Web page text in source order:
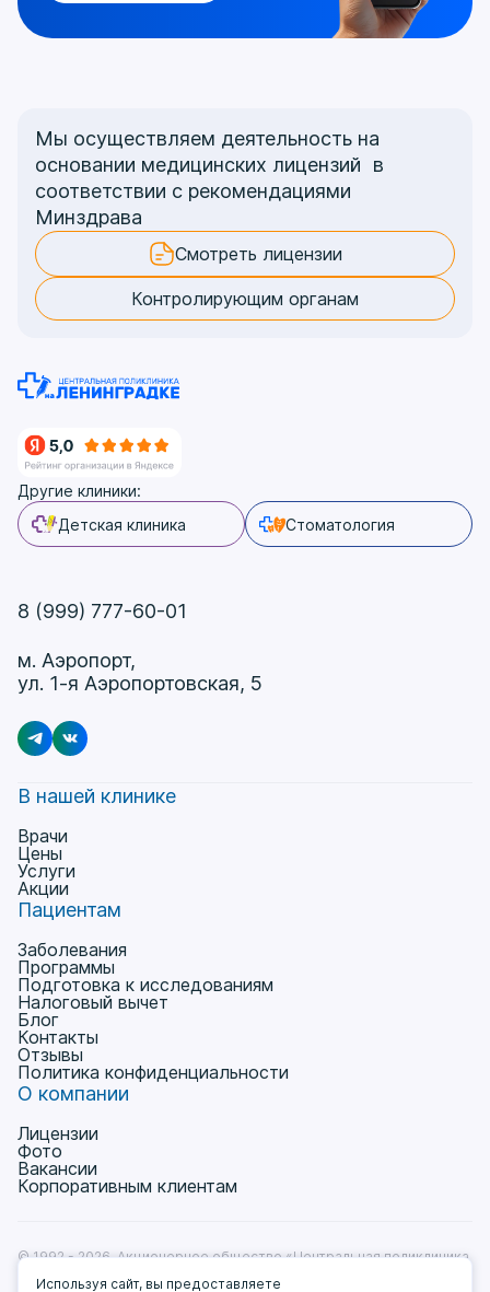
Мы осуществляем деятельность на
основании медицинских лицензий в
соответствии с рекомендациями
Минздрава
Смотреть лицензии
Контролирующим органам
Другие клиники:
Детская клиника
Стоматология
8 (999) 777-60-01
м. Аэропорт,
ул. 1-я Аэропортовская, 5
В нашей клинике
Врачи
Цены
Услуги
Акции
Пациентам
Заболевания
Программы
Подготовка к исследованиям
Налоговый вычет
Блог
Контакты
Отзывы
Политика конфиденциальности
О компании
Лицензии
Фото
Вакансии
Корпоративным клиентам
© 1992 - 2026, Акционерное общество «Центральная поликлиника
Используя сайт, вы предоставляете